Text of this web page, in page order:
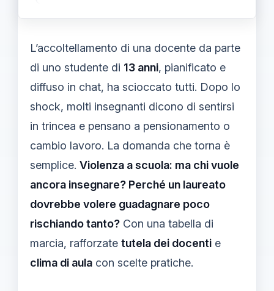
L’accoltellamento di una docente da parte
di uno studente di 13 anni, pianificato e
diffuso in chat, ha scioccato tutti. Dopo lo
shock, molti insegnanti dicono di sentirsi
in trincea e pensano a pensionamento o
cambio lavoro. La domanda che torna è
semplice. Violenza a scuola: ma chi vuole
ancora insegnare? Perché un laureato
dovrebbe volere guadagnare poco
rischiando tanto? Con una tabella di
marcia, rafforzate tutela dei docenti e
clima di aula con scelte pratiche.